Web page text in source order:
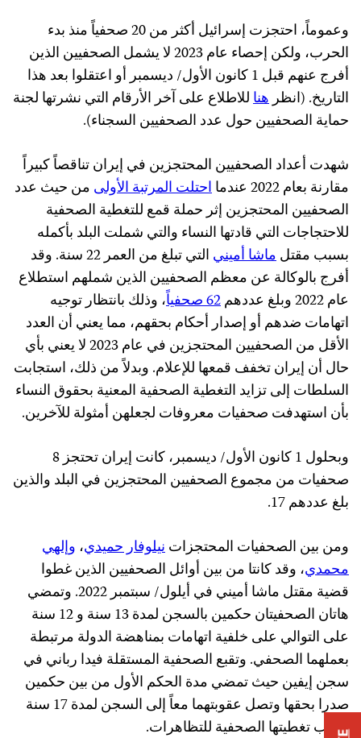
وعموماً، احتجزت إسرائيل أكثر من 20 صحفياً منذ بدء
الحرب، ولكن إحصاء عام 2023 لا يشمل الصحفيين الذين
أفرج عنهم قبل 1 كانون الأول/ ديسمبر أو اعتقلوا بعد هذا
التاريخ. (انظرهناللاطلاع على آخر الأرقام التي نشرتها لجنة
حماية الصحفيين حول عدد الصحفيين السجناء).
شهدت أعداد الصحفيين المحتجزين في إيران تناقصاً كبيراً
مقارنة بعام 2022 عندما
احتلت المرتبة الأولى من حيث عدد
الصحفيين المحتجزين إثر حملة قمع للتغطية الصحفية
للاحتجاجات التي قادتها النساء والتي شملت البلد بأكمله
بسبب مقتلماشا أميني
التي تبلغ من العمر 22 سنة. وقد
أفرج بالوكالة عن معظم الصحفيين الذين شملهم استطلاع
عام 2022 وبلغ عددهم
62 صحفياً
، وذلك بانتظار توجيه
اتهامات ضدهم أو إصدار أحكام بحقهم، مما يعني أن العدد
الأقل من الصحفيين المحتجزين في عام 2023 لا يعني بأي
حال أن إيران تخفف قمعها للإعلام. وبدلاً من ذلك، استجابت
السلطات إلى تزايد التغطية الصحفية المعنية بحقوق النساء
بأن استهدفت صحفيات معروفات لجعلهن أمثولة للآخرين.
وبحلول 1 كانون الأول/ ديسمبر، كانت إيران تحتجز 8
صحفيات من مجموع الصحفيين المحتجزين في البلد والذين
بلغ عددهم 17.
ومن بين الصحفيات المحتجزاتنيلوفار حميدي، وإلهي
محمدي، وقد كانتا من بين أوائل الصحفيين الذين غطوا
قضية مقتل ماشا أميني في أيلول/ سبتمبر 2022. وتمضي
هاتان الصحفيتان حكمين بالسجن لمدة 13 سنة و 12 سنة
على التوالي على خلفية اتهامات بمناهضة الدولة مرتبطة
بعملهما الصحفي. وتقبع الصحفية المستقلة فيدا رباني في
سجن إيفين حيث تمضي مدة الحكم الأول من بين حكمين
صدرا بحقها وتصل عقوبتهما معاً إلى السجن لمدة 17 سنة
بسبب تغطيتها الصحفية للتظاهرات.